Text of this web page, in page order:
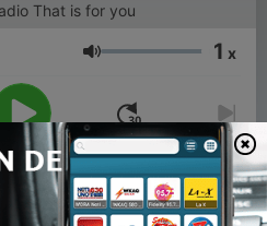
That is for you
Volumen 1 x
00:00